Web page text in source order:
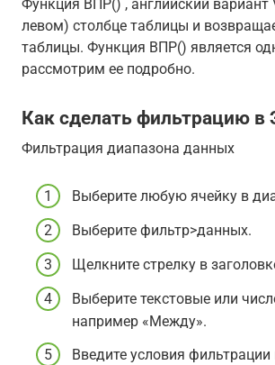
Функция ВПР() , английский вариант
левом) столбце таблицы и
таблицы. Функция ВПР() является
рассмотрим ее подробно.
Как сделать фильтрацию в
Фильтрация диапазона данных
Выберите любую ячейку в
Выберите фильтр>данных.
Щелкните стрелку в
Выберите текстовые или
например «Между».
Введите условия